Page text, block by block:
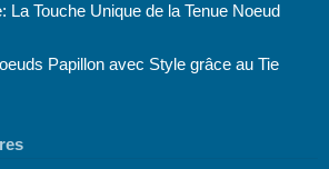
La Touche Unique de la Tenue Noeud
Papillon avec Style grâce au Tie